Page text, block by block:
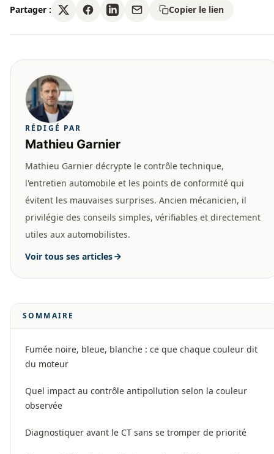
Partager : Copier le lien
RÉDIGÉ PAR
Mathieu Garnier
Mathieu Garnier décrypte le contrôle technique,
l'entretien automobile et les points de conformité qui
évitent les mauvaises surprises. Ancien mécanicien, il
privilégie des conseils simples, vérifiables et directement
utiles aux automobilistes.
Voir tous ses articles
SOMMAIRE
Fumée noire, bleue, blanche : ce que chaque couleur dit
du moteur
Quel impact au contrôle antipollution selon la couleur
observée
Diagnostiquer avant le CT sans se tromper de priorité